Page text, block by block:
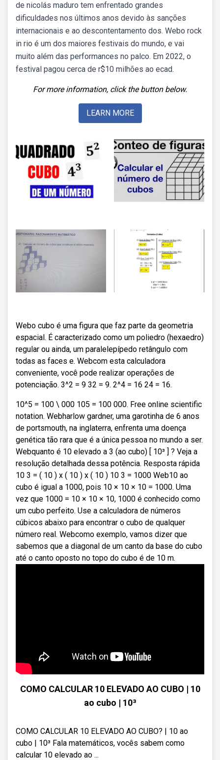
de nicolás maduro tem enfrentado grandes
dificuldades nos últimos anos devido às sanções
internacionais e ao descontentamento dos. Webo rock
in rio é um dos maiores festivais do mundo, e vai
muito além das performances no palco. Em 2022, o
festival pagou cerca de r$10 milhões ao ecad.
For more information, click the button below.
LEARN MORE
Webo cubo é uma figura que faz parte da geometria
espacial. É caracterizado como um poliedro (hexaedro)
regular ou ainda, um paralelepípedo retângulo com
todas as faces e. Webcom esta calculadora
conveniente, você pode realizar operações de
potenciação. 3^2 = 9 32 = 9. 2^4 = 16 24 = 16.
10^5 = 100 \ 000 105 = 100 000. Free online scientific
notation. Webharlow gardner, uma garotinha de 6 anos
de portsmouth, na inglaterra, enfrenta uma doença
genética tão rara que é a única pessoa no mundo a ser.
Webquanto é 10 elevado a 3 (ao cubo) [ 10³ ] ? Veja a
resolução detalhada dessa potência. Resposta rápida
10 3 = ( 10 ) x ( 10 ) x ( 10 ) 10 3 = 1000 Web10 ao
cubo é igual a 1000, pois 10 × 10 × 10 = 1000. Uma
vez que 1000 = 10 × 10 × 10, 1000 é conhecido como
um cubo perfeito. Use a calculadora de números
cúbicos abaixo para encontrar o cubo de qualquer
número real. Webcomo exemplo, vamos dizer que
sabemos que a diagonal de um canto da base do cubo
até o canto oposto no topo do cubo é de 10 m.
COMO CALCULAR 10 ELEVADO AO CUBO | 10
ao cubo | 10³
COMO CALCULAR 10 ELEVADO AO CUBO? | 10 ao
cubo | 10³ Fala matemáticos, vocês sabem como
calcular 10 elevado ao ...